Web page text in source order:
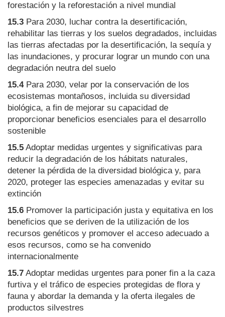
forestación y la reforestación a nivel mundial
15.3 Para 2030, luchar contra la desertificación,
rehabilitar las tierras y los suelos degradados, incluidas
las tierras afectadas por la desertificación, la sequía y
las inundaciones, y procurar lograr un mundo con una
degradación neutra del suelo
15.4Para 2030, velar por la conservación de los
ecosistemas montañosos, incluida su diversidad
biológica, a fin de mejorar su capacidad de
proporcionar beneficios esenciales para el desarrollo
sostenible
15.5 Adoptar medidas urgentes y significativas para
reducir la degradación de los hábitats naturales,
detener la pérdida de la diversidad biológica y, para
2020, proteger las especies amenazadas y evitar su
extinción
15.6 Promover la participación justa y equitativa en los
beneficios que se deriven de la utilización de los
recursos genéticos y promover el acceso adecuado a
esos recursos, como se ha convenido
internacionalmente
15.7 Adoptar medidas urgentes para poner fin a la caza
furtiva y el tráfico de especies protegidas de flora y
fauna y abordar la demanda y la oferta ilegales de
productos silvestres